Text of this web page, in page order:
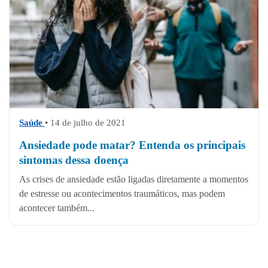
Saúde • 14 de julho de 2021
Ansiedade pode matar? Entenda os principais
sintomas dessa doença
As crises de ansiedade estão ligadas diretamente a momentos
de estresse ou acontecimentos traumáticos, mas podem
acontecer também...